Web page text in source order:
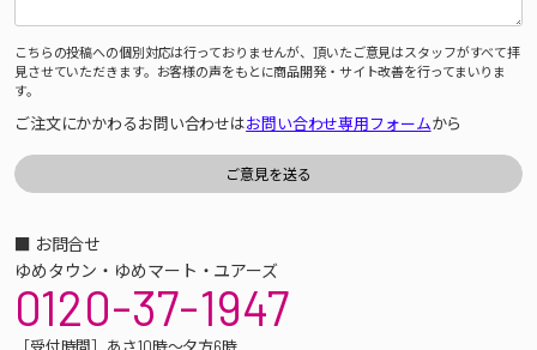
こちらの投稿への個別対応は行っておりませんが、頂いたご意見はスタッフがすべて拝
見させていただきます。お客様の声をもとに商品開発・サイト改善を行ってまいりま
す。
ご注文にかかわるお問い合わせはお問い合わせ専用フォームから
■ お問合せ
ゆめタウン・ゆめマート・ユアーズ
0120-37-1947
［受付時間］あさ10時～夕方6時